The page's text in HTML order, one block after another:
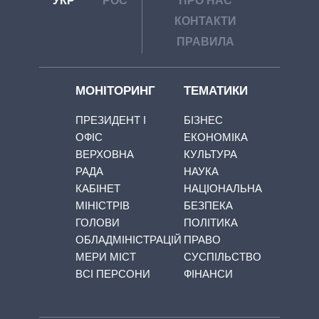
КОНТАКТИ
ПРАВИЛА
МОНІТОРИНГ
ПРЕЗИДЕНТ І
ОФІС
ВЕРХОВНА
РАДА
КАБІНЕТ
МІНІСТРІВ
ГОЛОВИ
ОБЛАДМІНІСТРАЦІЙ
МЕРИ МІСТ
ВСІ ПЕРСОНИ
ТЕМАТИКИ
БІЗНЕС
ЕКОНОМІКА
КУЛЬТУРА
НАУКА
НАЦІОНАЛЬНА
БЕЗПЕКА
ПОЛІТИКА
ПРАВО
СУСПІЛЬСТВО
ФІНАНСИ